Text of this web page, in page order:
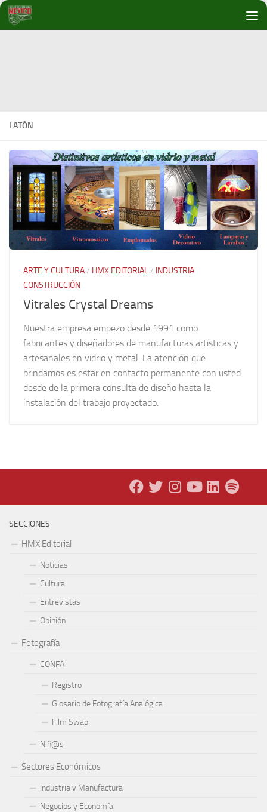
Debajo del contenido
LATÓN
ARTE Y CULTURA/ HMX EDITORIAL/ INDUSTRIA
CONSTRUCCIÓN
Vitrales Crystal Dreams
Nuestra empresa empezo desde 1991 como
fabricantes y diseñadores de manufacturas artísticas y
artesanales en vidrio y metal. La atención que
brindamos es estar en contacto permanente con usted
desde de la primera consulta de diseño hasta la
instalación del trabajo proyectado.
SECCIONES
HMX Editorial
Noticias
Cultura
Entrevistas
Opinión
Fotografía
CONFA
Registro
Glosario de Fotografía Analógica
Film Swap
Niñ@s
Sectores Económicos
Industria y Manufactura
Negocios y Economía